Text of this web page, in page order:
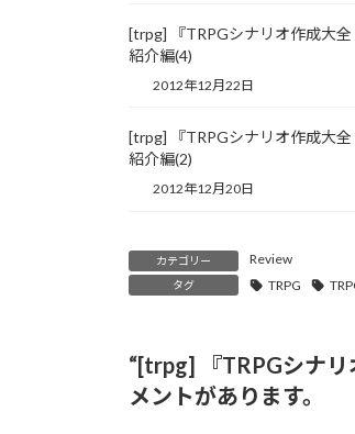
[trpg] 『TRPGシナリオ作成大全
紹介編(4)
2012年12月22日
[trpg] 『TRPGシナリオ作成大全
紹介編(2)
2012年12月20日
カテゴリー Review
タグ TRPG
“[trpg] 『TRPGシナリ
メントがあります。